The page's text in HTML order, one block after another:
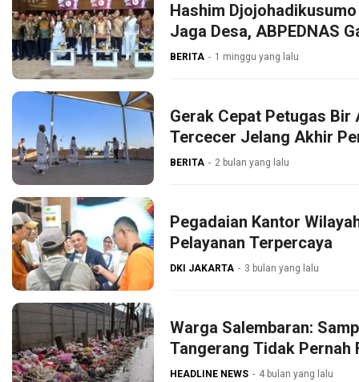
Hashim
Jaga Desa, ABPEDNAS
BERITA 1 minggu yang lalu
Gerak Cepat Petugas
Tercecer Jelang Akhir
BERITA 2 bulan yang lalu
Pegadaian Kantor
Pelayanan Terpercaya
DKI JAKARTA 3 bulan yang lalu
Warga Salembaran:
Tangerang Tidak Pernah
HEADLINE NEWS 4 bulan yang lalu